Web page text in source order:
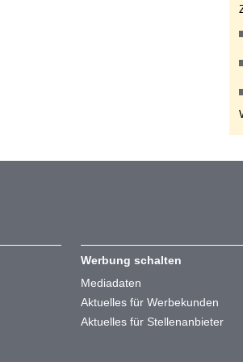
Werbung schalten
Mediadaten
Aktuelles für Werbekunden
Aktuelles für Stellenanbieter